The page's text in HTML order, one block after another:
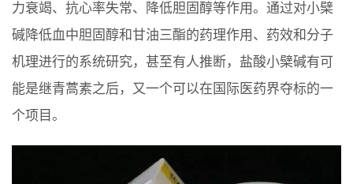
力衰竭、抗心率失常、降低胆固醇等作用。通过对小檗
碱降低血中胆固醇和甘油三酯的药理作用、药效和分子
机理进行的系统研究，甚至有人推断，盐酸小檗碱有可
能是继青蒿素之后，又一个可以在国际医药界夺标的一
个项目。